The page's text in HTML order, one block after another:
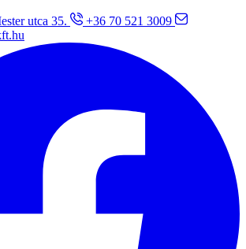
utca 35.
+36 70 521 3009